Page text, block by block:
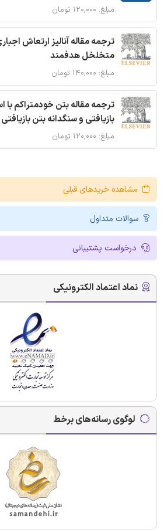
مبلغ: ۱۲۰,۰۰۰ تومان
ترجمه مقاله آنالیز ارتعاش
متخلخل هدفمند
مبلغ: ۱۴۰,۰۰۰ تومان
ترجمه مقاله بتن خودمتراکم با
بازیافتی و سنگدانه بتن بازیافتی
مبلغ: ۱۲۰,۰۰۰ تومان
مشاهده خریدهای قبلی
سوالات متداول
درخواست پشتیبانی
نماد اعتماد الکترونیکی
لوگوی رسانه‌های برخط